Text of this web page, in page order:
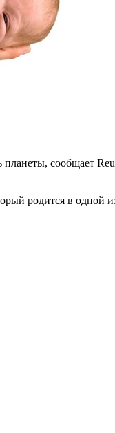
сообщает
родится в одной